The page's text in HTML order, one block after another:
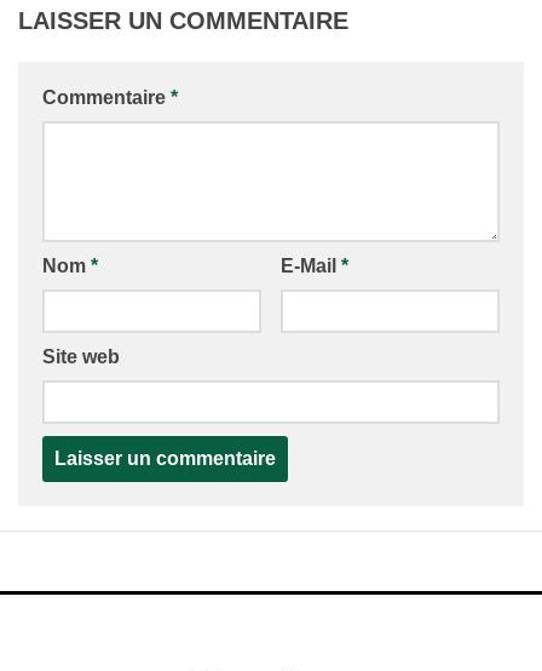
LAISSER UN COMMENTAIRE
Commentaire *
Nom * E-Mail *
Site web